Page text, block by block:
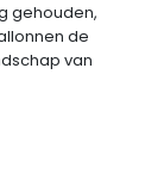
gehouden,
de
van